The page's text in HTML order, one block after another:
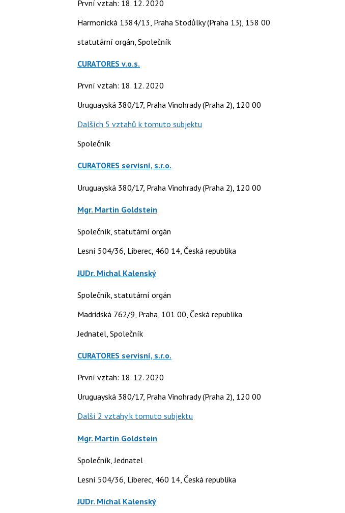
První vztah: 18. 12. 2020
Harmonická 1384/13, Praha Stodůlky (Praha 13), 158 00
statutární orgán, Společník
CURATORES v.o.s.
První vztah: 18. 12. 2020
Uruguayská 380/17, Praha Vinohrady (Praha 2), 120 00
Dalších 5 vztahů k tomuto subjektu
Společník
CURATORES servisní, s.r.o.
Uruguayská 380/17, Praha Vinohrady (Praha 2), 120 00
Mgr. Martin Goldstein
Společník, statutární orgán
Lesní 504/36, Liberec, 460 14, Česká republika
JUDr. Michal Kalenský
Společník, statutární orgán
Madridská 762/9, Praha, 101 00, Česká republika
Jednatel, Společník
CURATORES servisní, s.r.o.
První vztah: 18. 12. 2020
Uruguayská 380/17, Praha Vinohrady (Praha 2), 120 00
Další 2 vztahy k tomuto subjektu
Mgr. Martin Goldstein
Společník, Jednatel
Lesní 504/36, Liberec, 460 14, Česká republika
JUDr. Michal Kalenský